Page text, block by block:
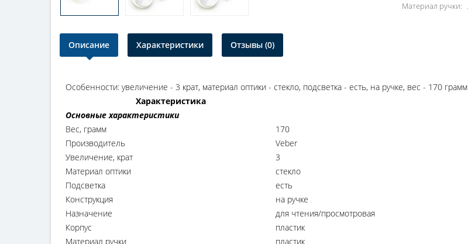
Материал ручки:
Описание Характеристики Отзывы (0)
Особенности: увеличение - 3 крат, материал оптики - стекло, подсветка - есть, на ручке, вес - 170 грамм
Характеристика
Основные характеристики
Вес, грамм
170
Производитель
Veber
Увеличение, крат
3
Материал оптики
стекло
Подсветка
есть
Конструкция
на ручке
Назначение
для чтения/просмотровая
Корпус
пластик
Материал ручки
пластик